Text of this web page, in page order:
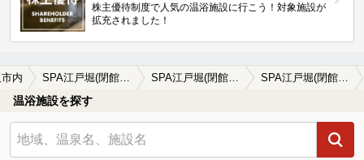
株主優待制度で人気の温浴施設に行こう！対象施設が
拡充されました！
内 SPA江戸堀(閉館しました)の口コミ 市内の穴場温泉
温浴施設を探す